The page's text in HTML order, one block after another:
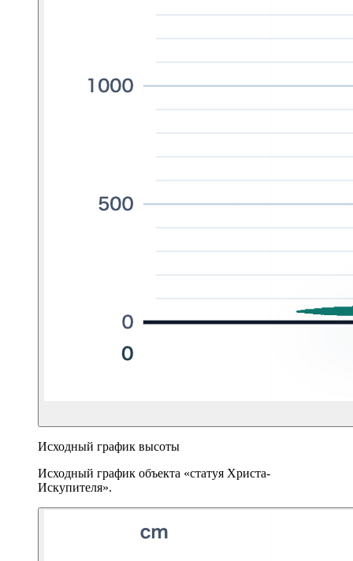
Исходный график высоты
Исходный график объекта «статуя Христа-
Искупителя».